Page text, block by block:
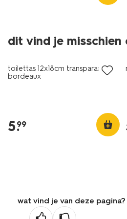
dit vind je misschien
toilettas 12x18cm transparant
bordeaux
5.
99
wat vind je van deze pagina?